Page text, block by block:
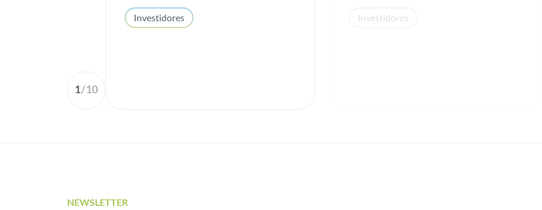
1/10
Investidores Investidores
NEWSLETTER